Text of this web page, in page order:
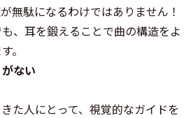
無駄になるわけではありません！
、耳を鍛えることで曲の構造をよ
。
ない
た人にとって、視覚的なガイドを